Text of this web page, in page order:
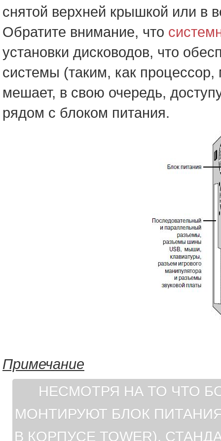
снятой верхней крышкой или в
Обратите внимание, что
установки дисководов, что
системы (таким, как
мешает, в свою очередь,
рядом с блоком питания.
Примечание
НЕСМОТРЯ НА ТО ЧТО
МОНТИРУЮТ БЛОК
В КОРПУСЕ TOWER),